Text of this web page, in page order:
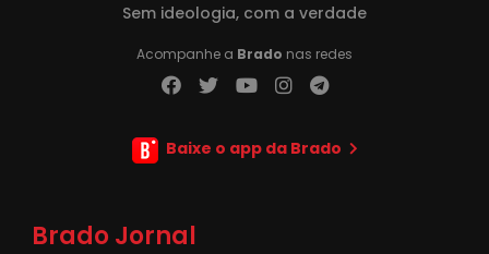
Sem ideologia, com a verdade
Acompanhe a Brado nas redes
Baixe o app da Brado
Brado Jornal